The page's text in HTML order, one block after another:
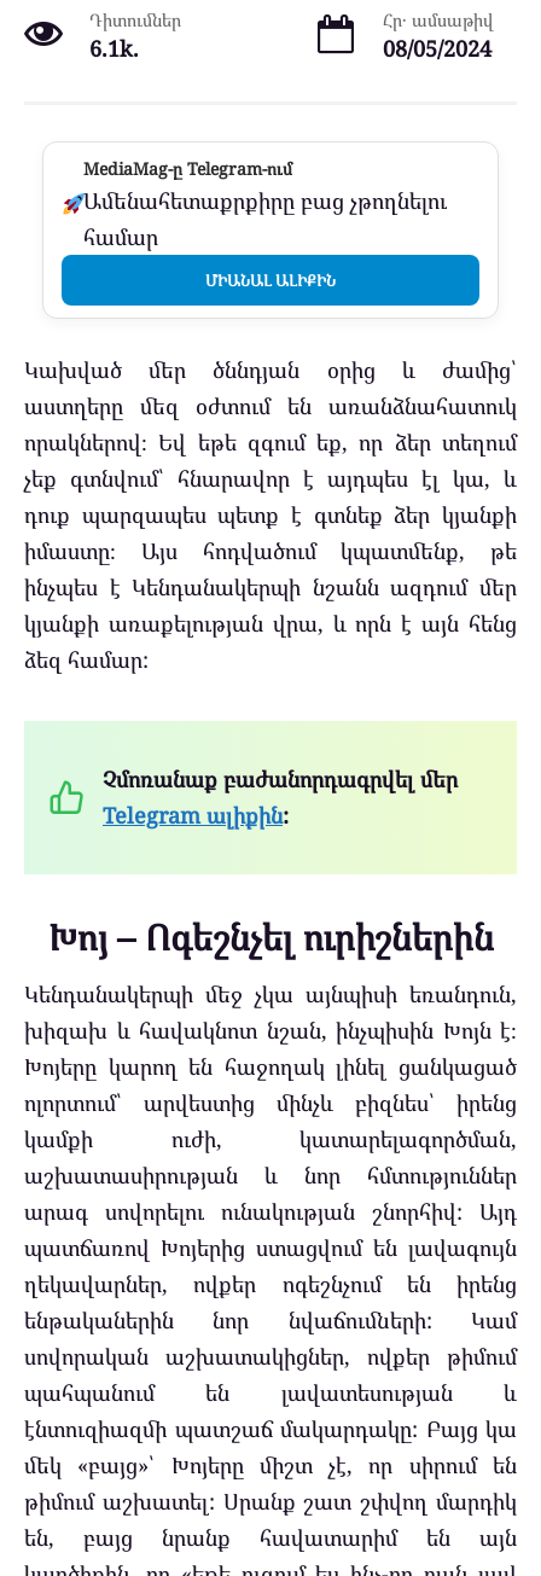
Դիտումներ
6.1k.
Հր․ ամսաթիվ
08/05/2024
MediaMag-ը Telegram-ում
Ամենահետաքրքիրը բաց չթողնելու
համար
ՄԻԱՆԱԼ ԱԼԻՔԻՆ
Կախված մեր ծննդյան օրից և ժամից՝
աստղերը մեզ օժտում են առանձնահատուկ
որակներով։ Եվ եթե զգում եք, որ ձեր տեղում
չեք գտնվում՝ հնարավոր է այդպես էլ կա, և
դուք պարզապես պետք է գտնեք ձեր կյանքի
իմաստը։ Այս հոդվածում կպատմենք, թե
ինչպես է Կենդանակերպի նշանն ազդում մեր
կյանքի առաքելության վրա, և որն է այն հենց
ձեզ համար:
Չմոռանաք բաժանորդագրվել մեր
Telegram ալիքին:
Խոյ – Ոգեշնչել ուրիշներին
Կենդանակերպի մեջ չկա այնպիսի եռանդուն,
խիզախ և հավակնոտ նշան, ինչպիսին Խոյն է։
Խոյերը կարող են հաջողակ լինել ցանկացած
ոլորտում՝ արվեստից մինչև բիզնես՝ իրենց
կամքի ուժի, կատարելագործման,
աշխատասիրության և նոր հմտություններ
արագ սովորելու ունակության շնորհիվ: Այդ
պատճառով Խոյերից ստացվում են լավագույն
ղեկավարներ, ովքեր ոգեշնչում են իրենց
ենթականերին նոր նվաճումների: Կամ
սովորական աշխատակիցներ, ովքեր թիմում
պահպանում են լավատեսության և
էնտուզիազմի պատշաճ մակարդակը: Բայց կա
մեկ «բայց»՝ Խոյերը միշտ չէ, որ սիրում են
թիմում աշխատել: Սրանք շատ շփվող մարդիկ
են, բայց նրանք հավատարիմ են այն